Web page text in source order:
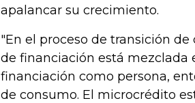
apalancar su crecimiento.
"En el proceso de transición
de financiación está mezclada
financiación como persona,
de consumo. El microcrédito